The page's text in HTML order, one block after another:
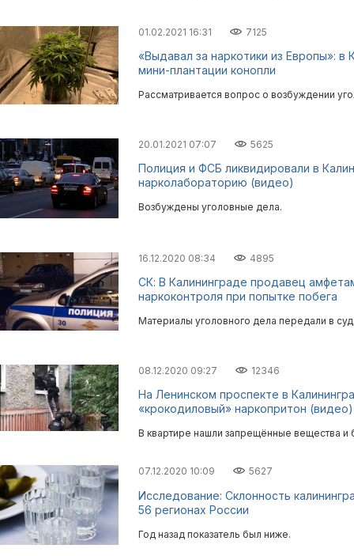
01.02.2021 16:31 7125
«Выдавал за наркотики из Европы»:
мини-плантации конопли
Рассматривается вопрос о возбуждении
20.01.2021 07:07 5625
Полиция и ФСБ ликвидировали в
нарколабораторию (видео)
Возбуждены уголовные дела.
16.12.2020 08:34 4895
СК: В Калининграде продавец
наркоконтроля при попытке побега
Материалы уголовного дела передали в
08.12.2020 09:27 12346
На Ленинском проспекте в
«крокодиловый» наркопритон (видео)
В квартире нашли запрещённые вещества и
07.12.2020 10:09 5627
Исследование: Склонность
56 регионах России
Год назад показатель был ниже.